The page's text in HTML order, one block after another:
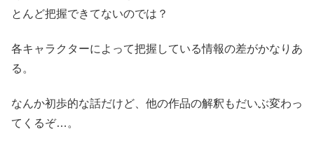
とんど把握できてないのでは？
各キャラクターによって把握している情報の差がかなりあ
る。
なんか初歩的な話だけど、他の作品の解釈もだいぶ変わっ
てくるぞ…。